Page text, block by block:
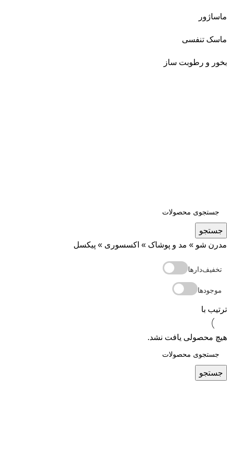
ماساژور
ماسک تنفسی
بخور و رطوبت ساز
جستجو
مدرن شو » مد و پوشاک » اکسسوری » پیکسل
تخفیف‌دارها
موجودها
ترتیب با
هیچ محصولی یافت نشد.
جستجو